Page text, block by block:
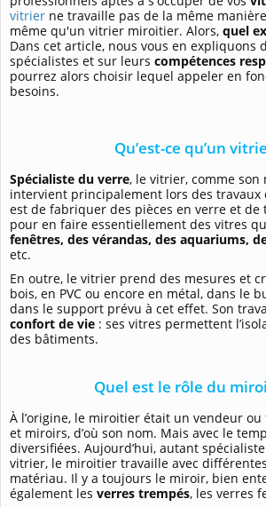
vitrier ne travaille pas de la même
même qu'un vitrier miroitier. Alors, quel
Dans cet article, nous vous en expliquons
spécialistes et sur leurs compétences
pourrez alors choisir lequel appeler en
besoins.
Qu’est-ce qu’un
Spécialiste du verre, le vitrier, comme son
intervient principalement lors des travaux
est de fabriquer des pièces en verre et
pour en faire essentiellement des vitres
fenêtres, des vérandas, des aquariums,
etc.
En outre, le vitrier prend des mesures et
bois, en PVC ou encore en métal, dans le
dans le support prévu à cet effet. Son
confort de vie : ses vitres permettent
des bâtiments.
Quel est le rôle du
À l’origine, le miroitier était un vendeur
et miroirs, d’où son nom. Mais avec le
diversifiées. Aujourd’hui, autant
vitrier, le miroitier travaille avec
matériau. Il y a toujours le miroir, bien
également les verres trempés, les verres